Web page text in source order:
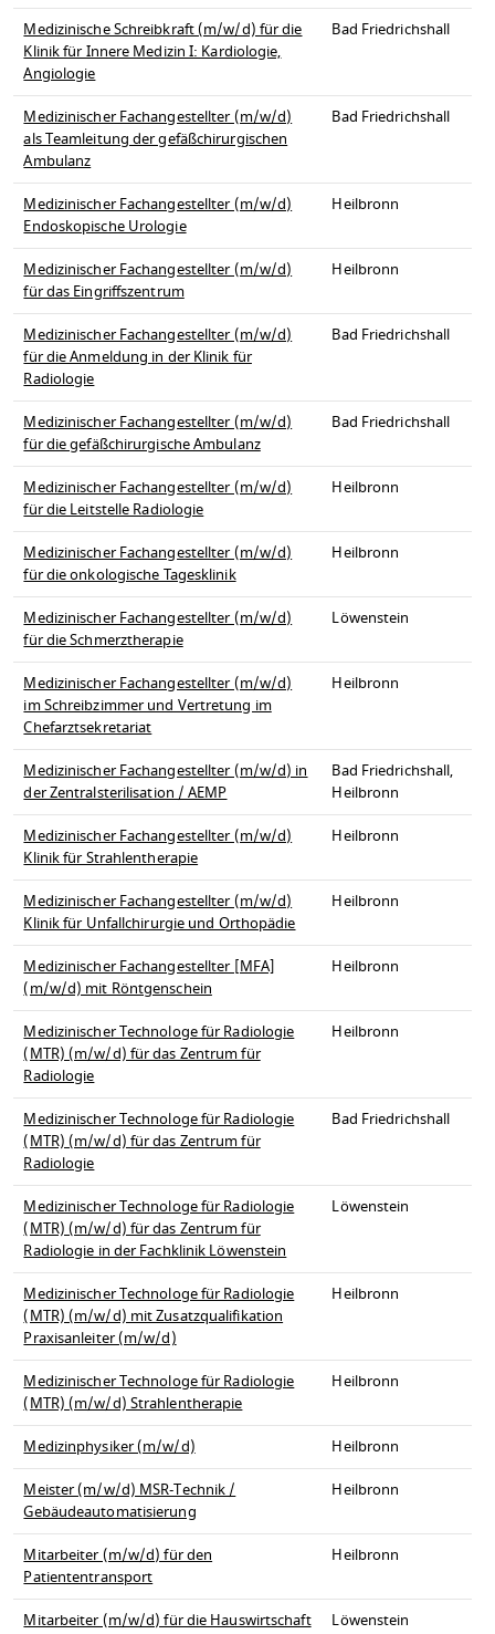
Medizinische Schreibkraft (m/w/d) für die
Klinik für Innere Medizin I: Kardiologie,
Angiologie
Bad Friedrichshall
Medizinischer Fachangestellter (m/w/d)
als Teamleitung der gefäßchirurgischen
Ambulanz
Bad Friedrichshall
Medizinischer Fachangestellter (m/w/d)
Endoskopische Urologie
Heilbronn
Medizinischer Fachangestellter (m/w/d)
für das Eingriffszentrum
Heilbronn
Medizinischer Fachangestellter (m/w/d)
für die Anmeldung in der Klinik für
Radiologie
Bad Friedrichshall
Medizinischer Fachangestellter (m/w/d)
für die gefäßchirurgische Ambulanz
Bad Friedrichshall
Medizinischer Fachangestellter (m/w/d)
für die Leitstelle Radiologie
Heilbronn
Medizinischer Fachangestellter (m/w/d)
für die onkologische Tagesklinik
Heilbronn
Medizinischer Fachangestellter (m/w/d)
für die Schmerztherapie
Löwenstein
Medizinischer Fachangestellter (m/w/d)
im Schreibzimmer und Vertretung im
Chefarztsekretariat
Heilbronn
Medizinischer Fachangestellter (m/w/d) in
der Zentralsterilisation / AEMP
Bad Friedrichshall,
Heilbronn
Medizinischer Fachangestellter (m/w/d)
Klinik für Strahlentherapie
Heilbronn
Medizinischer Fachangestellter (m/w/d)
Klinik für Unfallchirurgie und Orthopädie
Heilbronn
Medizinischer Fachangestellter [MFA]
(m/w/d) mit Röntgenschein
Heilbronn
Medizinischer Technologe für Radiologie
(MTR) (m/w/d) für das Zentrum für
Radiologie
Heilbronn
Medizinischer Technologe für Radiologie
(MTR) (m/w/d) für das Zentrum für
Radiologie
Bad Friedrichshall
Medizinischer Technologe für Radiologie
(MTR) (m/w/d) für das Zentrum für
Radiologie in der Fachklinik Löwenstein
Löwenstein
Medizinischer Technologe für Radiologie
(MTR) (m/w/d) mit Zusatzqualifikation
Praxisanleiter (m/w/d)
Heilbronn
Medizinischer Technologe für Radiologie
(MTR) (m/w/d) Strahlentherapie
Heilbronn
Medizinphysiker (m/w/d)
Heilbronn
Meister (m/w/d) MSR-Technik /
Gebäudeautomatisierung
Heilbronn
Mitarbeiter (m/w/d) für den
Patiententransport
Heilbronn
Mitarbeiter (m/w/d) für die Hauswirtschaft
Löwenstein